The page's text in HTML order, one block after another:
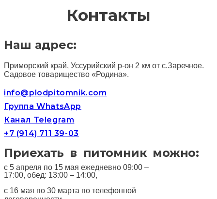
Контакты
Наш адрес:
Приморский край, Уссурийский р-он 2 км от с.Заречное.
Садовое товарищество «Родина».
info@plodpitomnik.com
Группа WhatsApp
Канал Telegram
+7 (914) 711 39-03
Приехать в питомник можно:
с 5 апреля по 15 мая ежедневно 09:00 –
17:00, обед: 13:00 – 14:00,
с 16 мая по 30 марта по телефонной